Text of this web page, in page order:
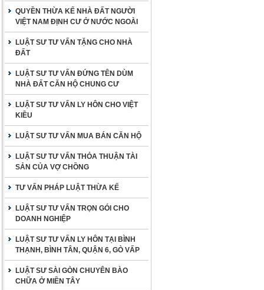
QUYỀN THỪA KẾ NHÀ ĐẤT NGƯỜI
VIỆT NAM ĐỊNH CƯ Ở NƯỚC NGOÀI
LUẬT SƯ TƯ VẤN TẶNG CHO NHÀ
ĐẤT
LUẬT SƯ TƯ VẤN ĐỨNG TÊN DÙM
NHÀ ĐẤT CĂN HỘ CHUNG CƯ
LUẬT SƯ TƯ VẤN LY HÔN CHO VIỆT
KIỀU
LUẬT SƯ TƯ VẤN MUA BÁN CĂN HỘ
LUẬT SƯ TƯ VẤN THỎA THUẬN TÀI
SẢN CỦA VỢ CHỒNG
TƯ VẤN PHÁP LUẬT THỪA KẾ
LUẬT SƯ TƯ VẤN TRỌN GÓI CHO
DOANH NGHIỆP
LUẬT SƯ TƯ VẤN LY HÔN TẠI BÌNH
THẠNH, BÌNH TÂN, QUẬN 6, GÒ VẤP
LUẬT SƯ SÀI GÒN CHUYÊN BÀO
CHỮA Ở MIỀN TÂY